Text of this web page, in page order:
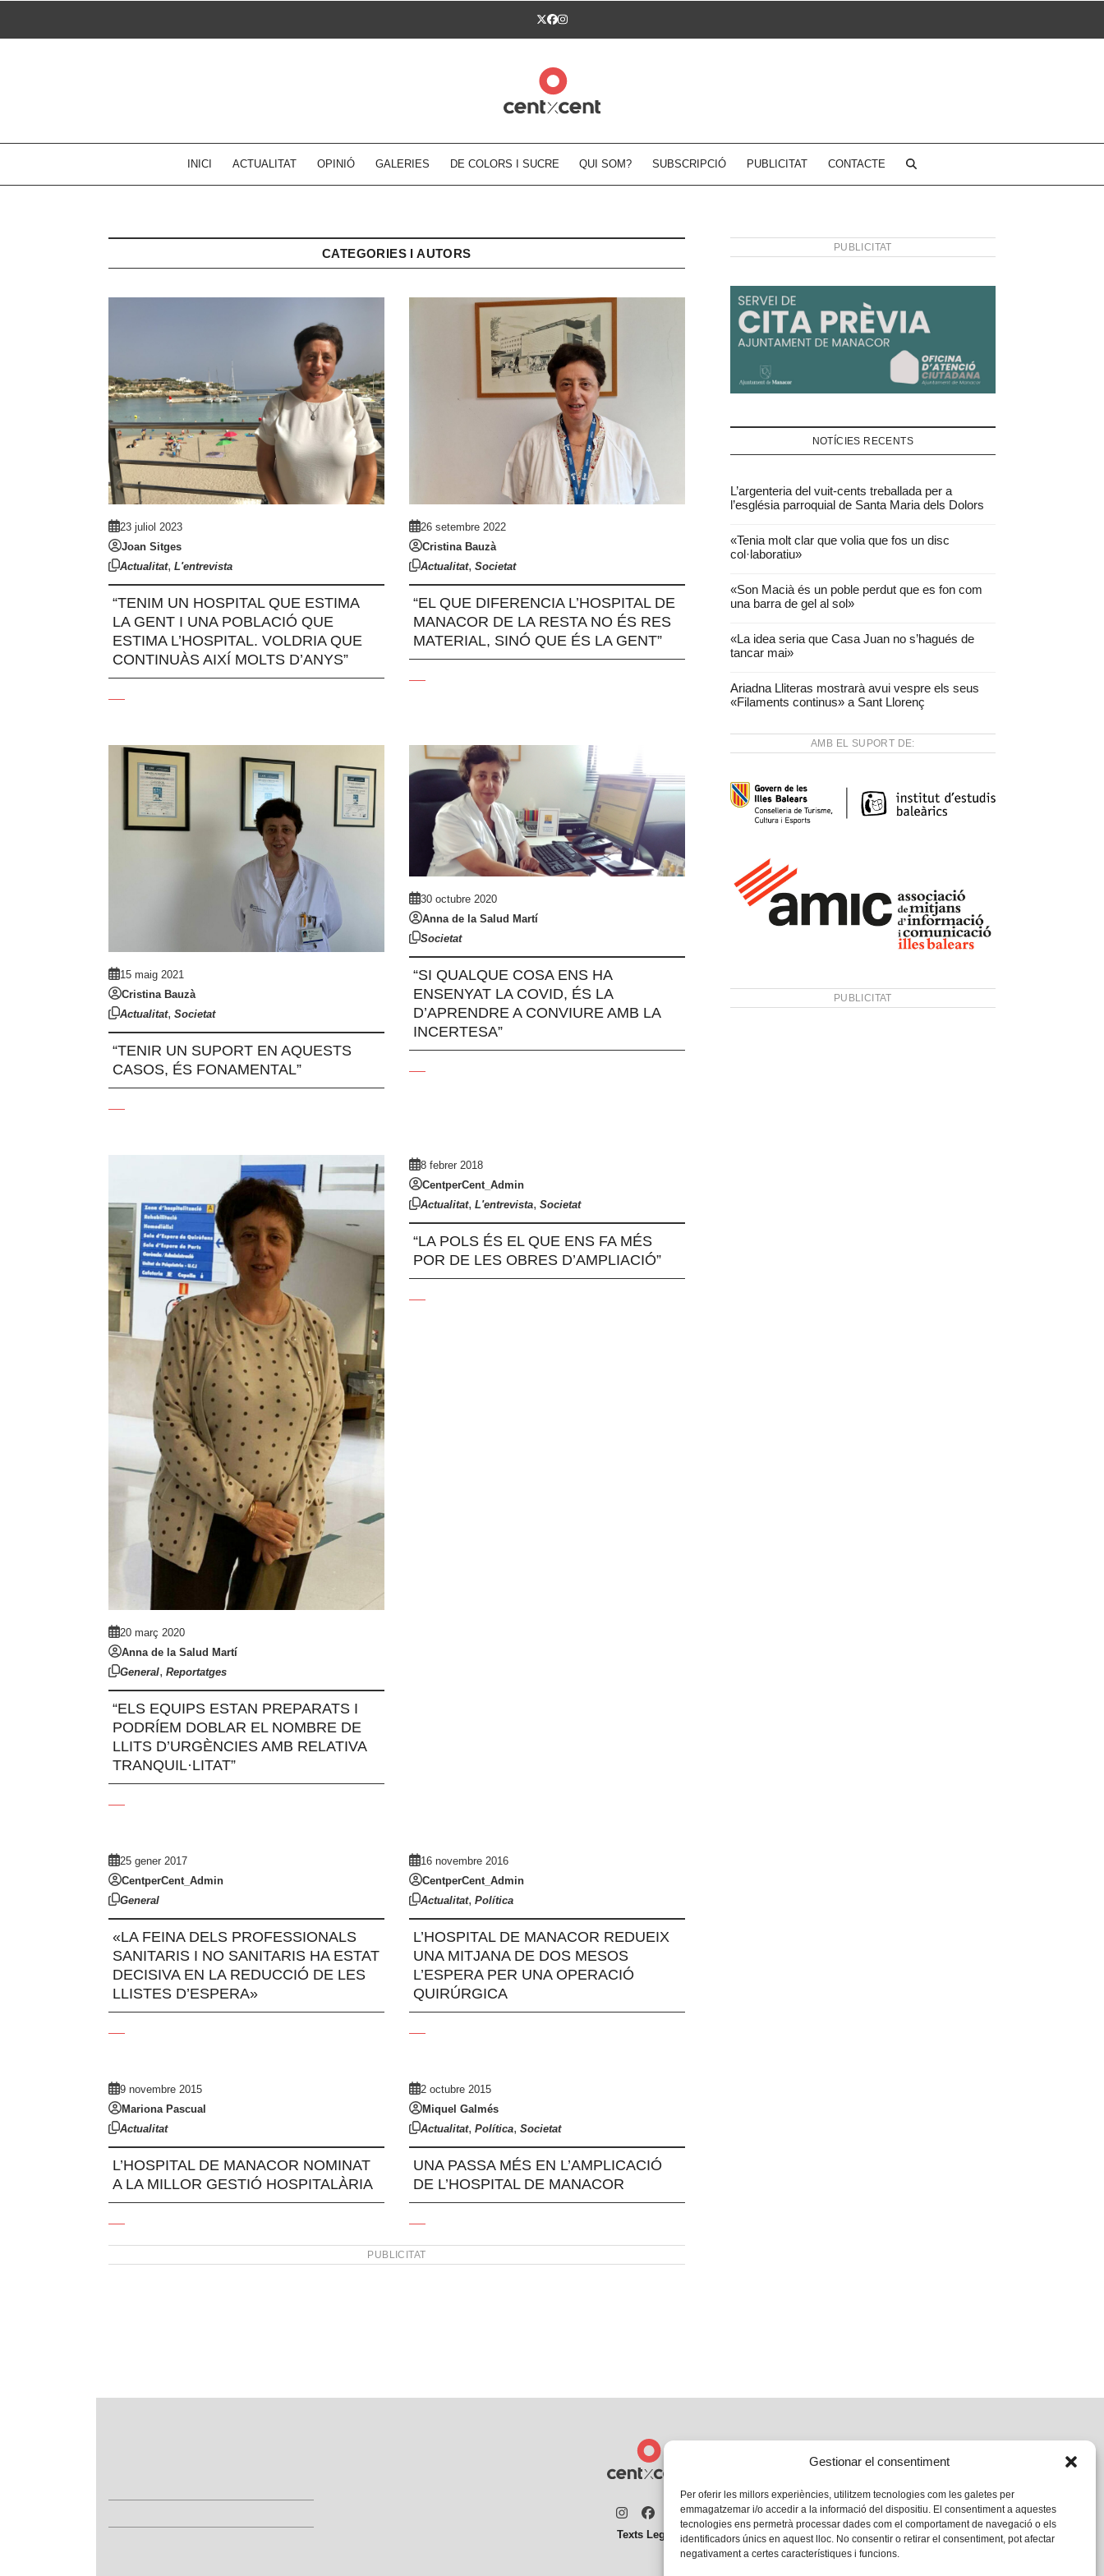
Gestionar el consentiment
Per oferir les millors experiències, utilitzem tecnologies com les galetes per
emmagatzemar i/o accedir a la informació del dispositiu. El consentiment a aquestes
tecnologies ens permetrà processar dades com el comportament de navegació o els
identificadors únics en aquest lloc. No consentir o retirar el consentiment, pot afectar
negativament a certes característiques i funcions.
Twitter
Facebook
Instagram
INICI ACTUALITAT OPINIÓ GALERIES DE COLORS I SUCRE QUI SOM? SUBSCRIPCIÓ PUBLICITAT CONTACTE
CATEGORIES I AUTORS
23 juliol 2023
Joan Sitges
Actualitat, L'entrevista
“TENIM UN HOSPITAL QUE ESTIMA
LA GENT I UNA POBLACIÓ QUE
ESTIMA L’HOSPITAL. VOLDRIA QUE
CONTINUÀS AIXÍ MOLTS D’ANYS”
26 setembre 2022
Cristina Bauzà
Actualitat, Societat
“EL QUE DIFERENCIA L’HOSPITAL DE
MANACOR DE LA RESTA NO ÉS RES
MATERIAL, SINÓ QUE ÉS LA GENT”
15 maig 2021
Cristina Bauzà
Actualitat, Societat
“TENIR UN SUPORT EN AQUESTS
CASOS, ÉS FONAMENTAL”
30 octubre 2020
Anna de la Salud Martí
Societat
“SI QUALQUE COSA ENS HA
ENSENYAT LA COVID, ÉS LA
D’APRENDRE A CONVIURE AMB LA
INCERTESA”
20 març 2020
Anna de la Salud Martí
General, Reportatges
“ELS EQUIPS ESTAN PREPARATS I
PODRÍEM DOBLAR EL NOMBRE DE
LLITS D’URGÈNCIES AMB RELATIVA
TRANQUIL·LITAT”
8 febrer 2018
CentperCent_Admin
Actualitat, L'entrevista, Societat
“LA POLS ÉS EL QUE ENS FA MÉS
POR DE LES OBRES D’AMPLIACIÓ”
25 gener 2017
CentperCent_Admin
General
«LA FEINA DELS PROFESSIONALS
SANITARIS I NO SANITARIS HA ESTAT
DECISIVA EN LA REDUCCIÓ DE LES
LLISTES D’ESPERA»
16 novembre 2016
CentperCent_Admin
Actualitat, Política
L’HOSPITAL DE MANACOR REDUEIX
UNA MITJANA DE DOS MESOS
L’ESPERA PER UNA OPERACIÓ
QUIRÚRGICA
9 novembre 2015
Mariona Pascual
Actualitat
L’HOSPITAL DE MANACOR NOMINAT
A LA MILLOR GESTIÓ HOSPITALÀRIA
2 octubre 2015
Miquel Galmés
Actualitat, Política, Societat
UNA PASSA MÉS EN L’AMPLICACIÓ
DE L’HOSPITAL DE MANACOR
PUBLICITAT
PUBLICITAT
NOTÍCIES RECENTS
L’argenteria del vuit-cents treballada per a
l’església parroquial de Santa Maria dels Dolors
«Tenia molt clar que volia que fos un disc
col·laboratiu»
«Son Macià és un poble perdut que es fon com
una barra de gel al sol»
«La idea seria que Casa Juan no s’hagués de
tancar mai»
Ariadna Lliteras mostrarà avui vespre els seus
«Filaments continus» a Sant Llorenç
AMB EL SUPORT DE:
PUBLICITAT
Instagram
Facebook
Twitter
Texts Legals